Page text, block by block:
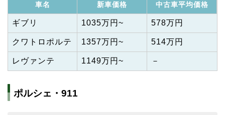
車名 新車価格 中古車平均価格
ギブリ 1035万円~ 578万円
クワトロポルテ 1357万円~ 514万円
レヴァンテ 1149万円~ －
ポルシェ・911